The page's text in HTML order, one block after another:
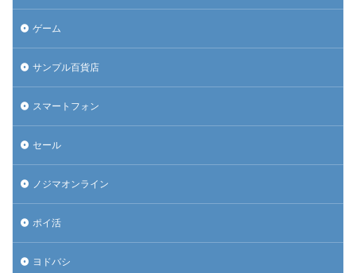
ゲーム
サンプル百貨店
スマートフォン
セール
ノジマオンライン
ポイ活
ヨドバシ